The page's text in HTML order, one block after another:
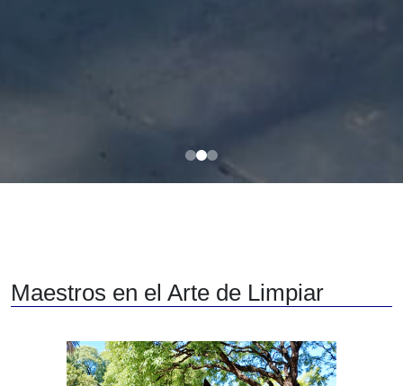
Maestros en el Arte de Limpiar